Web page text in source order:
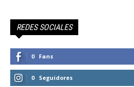
REDES SOCIALES
0 Fans
0 Seguidores